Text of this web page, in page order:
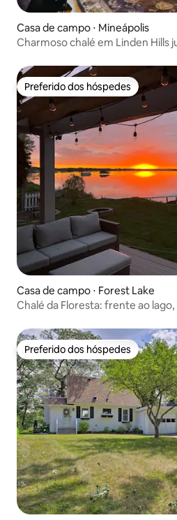
Casa de campo ⋅ Mineápolis
Charmoso chalé em Linden Hills
Preferido dos hóspedes
Preferido dos hóspedes
Casa de campo ⋅ Forest Lake
Chalé da Floresta: frente ao
Preferido dos hóspedes
Preferido dos hóspedes